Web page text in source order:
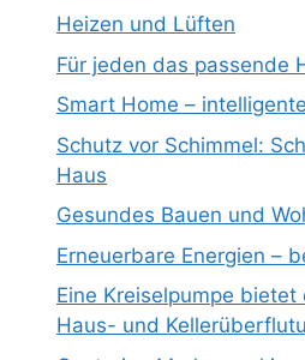
Heizen und Lüften
Für jeden das passende
Smart Home –
Schutz vor Schimmel:
Haus
Gesundes Bauen und
Erneuerbare Energien –
Eine Kreiselpumpe
Haus- und